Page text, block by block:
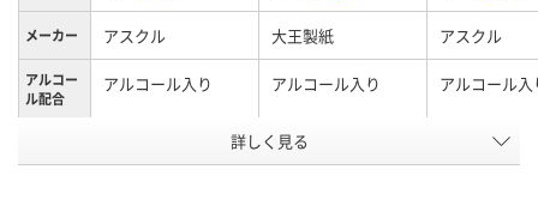
メーカー アスクル 大王製紙 アスクル
アルコー
ル配合
アルコール入り アルコール入り アルコール入
ボトル
詳しく見る